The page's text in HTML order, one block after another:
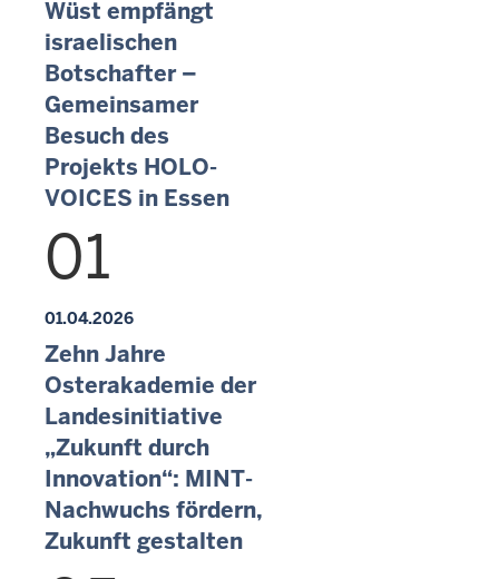
Wüst empfängt
israelischen
Botschafter –
Gemeinsamer
Besuch des
Projekts HOLO-
VOICES in Essen
01
01.04.2026
Zehn Jahre
Osterakademie der
Landesinitiative
„Zukunft durch
Innovation“: MINT-
Nachwuchs fördern,
Zukunft gestalten